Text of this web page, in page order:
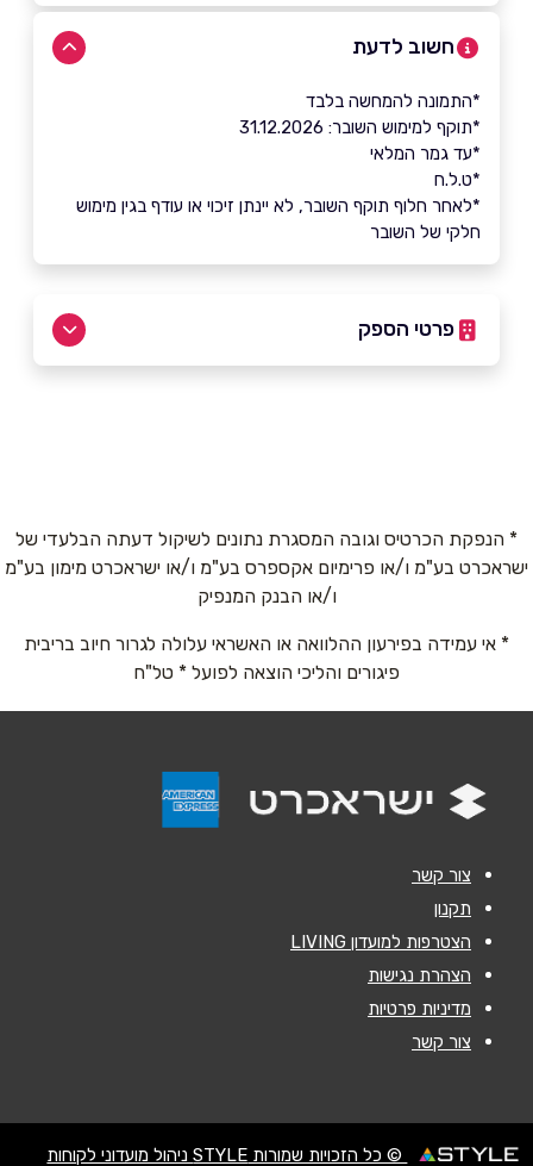
חשוב לדעת
*התמונה להמחשה בלבד
*תוקף למימוש השובר: 31.12.2026
*עד גמר המלאי
*ט.ל.ח
*לאחר חלוף תוקף השובר, לא יינתן זיכוי או עודף בגין מימוש
חלקי של השובר
פרטי הספק
טלפון*
הודעה *
* הנפקת הכרטיס וגובה המסגרת נתונים לשיקול דעתה הבלעדי של
ישראכרט בע"מ ו/או פרימיום אקספרס בע"מ ו/או ישראכרט מימון בע"מ
ו/או הבנק המנפיק
* אי עמידה בפירעון ההלוואה או האשראי עלולה לגרור חיוב בריבית
פיגורים והליכי הוצאה לפועל * טל"ח
צור קשר
תקנון
הצטרפות למועדון LIVING
הצהרת נגישות
מדיניות פרטיות
צור קשר
© כל הזכויות שמורות STYLE ניהול מועדוני לקוחות